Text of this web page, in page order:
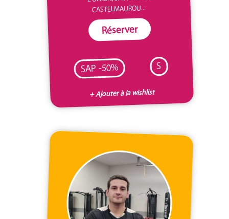
CASTELMAUROU...
Réserver
SAP -50% S
+ Ajouter à la wishlist